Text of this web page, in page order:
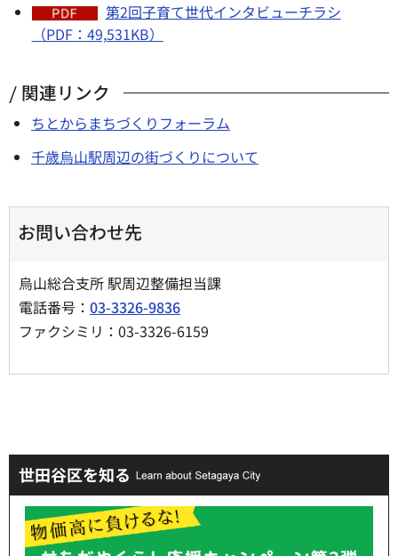
第2回子育て世代インタビューチラシ
（PDF：49,531KB）
関連リンク
ちとからまちづくりフォーラム
千歳烏山駅周辺の街づくりについて
お問い合わせ先
烏山総合支所 駅周辺整備担当課
電話番号： 03-3326-9836
ファクシミリ：03-3326-6159
世田谷区を知る